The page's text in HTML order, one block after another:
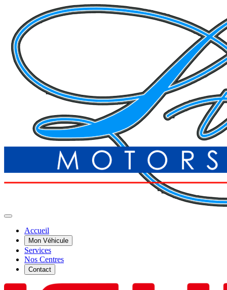
Accueil
Mon Véhicule
Services
Nos Centres
Contact